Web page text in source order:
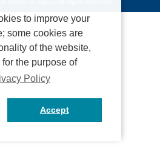
to improve your
some cookies are
of the website,
the purpose of
Policy
Accept